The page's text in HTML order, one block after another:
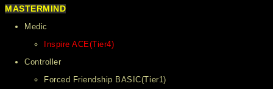
MASTERMIND
Medic
Inspire ACE(Tier4)
Controller
Forced Friendship BASIC(Tier1)